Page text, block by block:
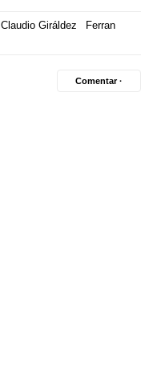
Claudio Giráldez
Ferran
Comentar ·